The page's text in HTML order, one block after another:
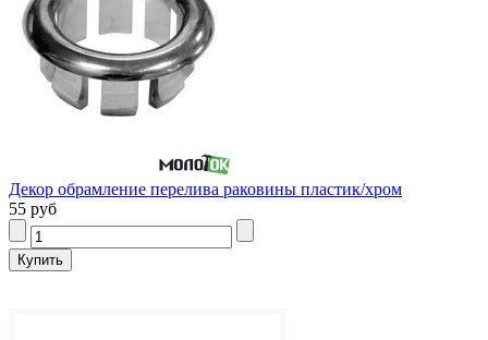
Декор обрамление перелива раковины пластик/хром
55 руб